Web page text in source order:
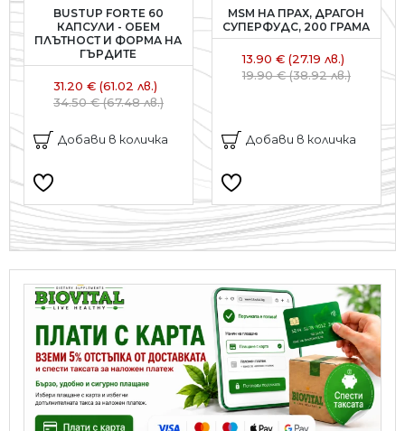
BUSTUP FORTE 60
КАПСУЛИ - ОБЕМ
ПЛЪТНОСТ И ФОРМА НА
ГЪРДИТЕ
31.20 € (61.02 лв.)
34.50 € (67.48 лв.)
Добави в количка
MSM НА ПРАХ, ДРАГОН
СУПЕРФУДС, 200 ГРАМА
13.90 € (27.19 лв.)
19.90 € (38.92 лв.)
Добави в количка